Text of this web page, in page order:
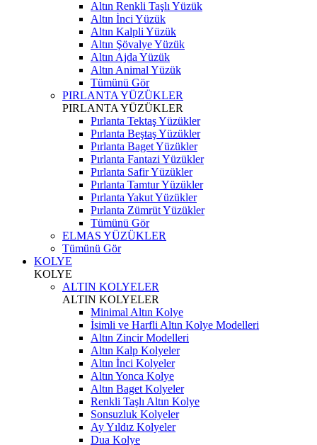
Altın Renkli Taşlı Yüzük
Altın İnci Yüzük
Altın Kalpli Yüzük
Altın Şövalye Yüzük
Altın Ajda Yüzük
Altın Animal Yüzük
Tümünü Gör
PIRLANTA YÜZÜKLER
PIRLANTA YÜZÜKLER
Pırlanta Tektaş Yüzükler
Pırlanta Beştaş Yüzükler
Pırlanta Baget Yüzükler
Pırlanta Fantazi Yüzükler
Pırlanta Safir Yüzükler
Pırlanta Tamtur Yüzükler
Pırlanta Yakut Yüzükler
Pırlanta Zümrüt Yüzükler
Tümünü Gör
ELMAS YÜZÜKLER
Tümünü Gör
KOLYE
KOLYE
ALTIN KOLYELER
ALTIN KOLYELER
Minimal Altın Kolye
İsimli ve Harfli Altın Kolye Modelleri
Altın Zincir Modelleri
Altın Kalp Kolyeler
Altın İnci Kolyeler
Altın Yonca Kolye
Altın Baget Kolyeler
Renkli Taşlı Altın Kolye
Sonsuzluk Kolyeler
Ay Yıldız Kolyeler
Dua Kolye